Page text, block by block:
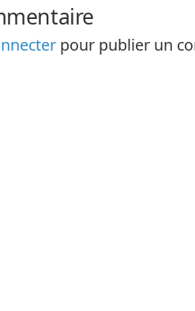
pour publier un